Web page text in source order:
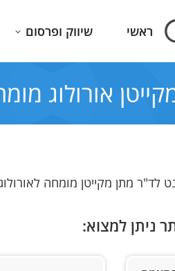
ראשי שיווק ופרסום
אורולוג
לד"ר מתן מקייטן מומחה
ניתן למצוא: